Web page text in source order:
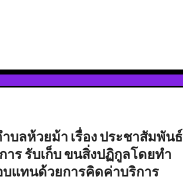
ลห้วยม้า เรื่อง ประชาสัมพันธ์
ร รับเก็บ ขนสิ่งปฏิกูลโดยทำ
แทนด้วยการคิดค่าบริการ